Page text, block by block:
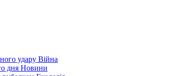
удару Війна
дня Новини